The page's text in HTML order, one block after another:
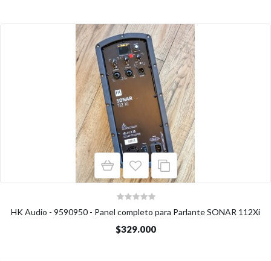
HK Audio - 9590950 - Panel completo para Parlante SONAR 112Xi
$329.000